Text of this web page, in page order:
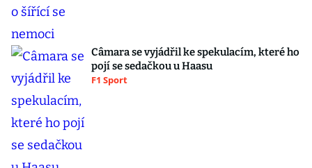
Câmara se vyjádřil ke spekulacím, které ho
pojí se sedačkou u Haasu
F1 Sport